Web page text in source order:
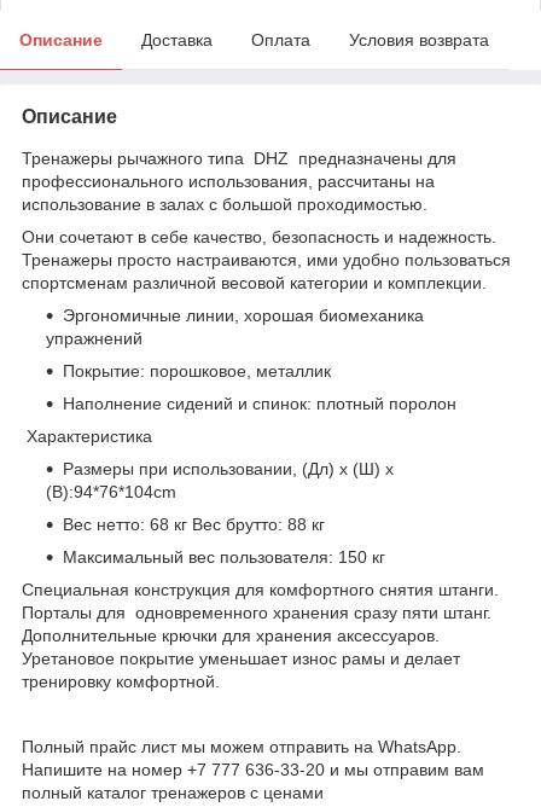
Описание Доставка Оплата Условия возврата
Описание
Тренажеры рычажного типа DHZ предназначены для
профессионального использования, рассчитаны на
использование в залах с большой проходимостью.
Они сочетают в себе качество, безопасность и надежность.
Тренажеры просто настраиваются, ими удобно пользоваться
спортсменам различной весовой категории и комплекции.
Эргономичные линии, хорошая биомеханика
упражнений
Покрытие: порошковое, металлик
Наполнение сидений и спинок: плотный поролон
Характеристика
Размеры при использовании, (Дл) х (Ш) х
(В):94*76*104cm
Вес нетто: 68 кг Вес брутто: 88 кг
Максимальный вес пользователя: 150 кг
Специальная конструкция для комфортного снятия штанги.
Порталы для одновременного хранения сразу пяти штанг.
Дополнительные крючки для хранения аксессуаров.
Уретановое покрытие уменьшает износ рамы и делает
тренировку комфортной.
Полный прайс лист мы можем отправить на WhatsApp.
Напишите на номер +7 777 636-33-20 и мы отправим вам
полный каталог тренажеров с ценами